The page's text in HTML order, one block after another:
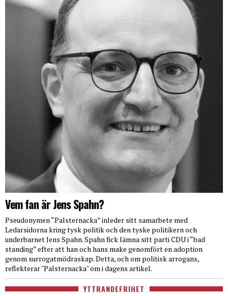
Vem fan är Jens Spahn?
Pseudonymen “Palsternacka” inleder sitt samarbete med
Ledarsidorna kring tysk politik och den tyske politikern och
underbarnet Jens Spahn. Spahn fick lämna sitt parti CDU i “bad
standing” efter att han och hans make genomfört en adoption
genom surrogatmödraskap. Detta, och om politisk arrogans,
reflekterar "Palsternacka" om i dagens artikel.
YTTRANDEFRIHET